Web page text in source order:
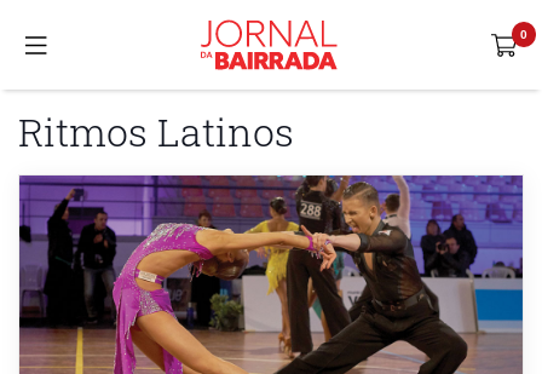
Ritmos Latinos